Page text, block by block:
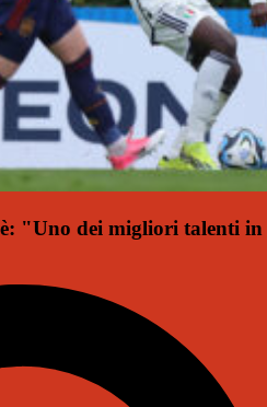
"Uno dei migliori talenti in